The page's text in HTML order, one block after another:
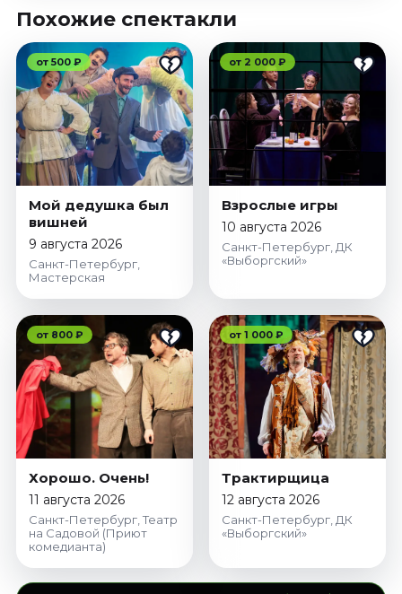
Похожие спектакли
от 500 ₽
Мой дедушка был
вишней
9 августа 2026
Санкт-Петербург,
Мастерская
от 2 000 ₽
Взрослые игры
10 августа 2026
Санкт-Петербург, ДК
«Выборгский»
от 800 ₽
Хорошо. Очень!
11 августа 2026
Санкт-Петербург, Театр
на Садовой (Приют
комедианта)
от 1 000 ₽
Трактирщица
12 августа 2026
Санкт-Петербург, ДК
«Выборгский»